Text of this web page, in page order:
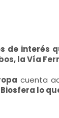
de interés
la Vía
cuenta
Biosfera lo